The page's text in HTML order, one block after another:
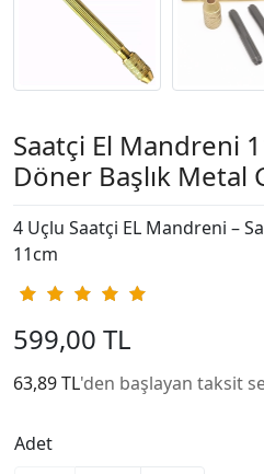
Saatçi El Mandreni
Döner Başlık Metal
4 Uçlu Saatçi EL Mandreni –
11cm
599,00 TL
63,89 TL'den başlayan taksit
Adet